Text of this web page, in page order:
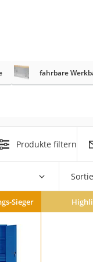
fahrbare
Produkte filtern
Sieger